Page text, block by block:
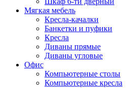
Мягкая мебель
Кресла-качалки
Банкетки и пуфики
Кресла
Диваны прямые
Диваны угловые
Офис
Компьютерные столы
Компьютерные кресла